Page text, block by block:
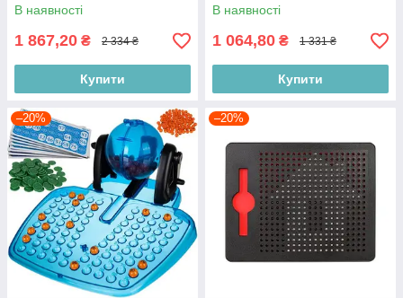
В наявності
1 867,20 ₴ 2 334 ₴
Купити
В наявності
1 064,80 ₴ 1 331 ₴
Купити
–20% –20%